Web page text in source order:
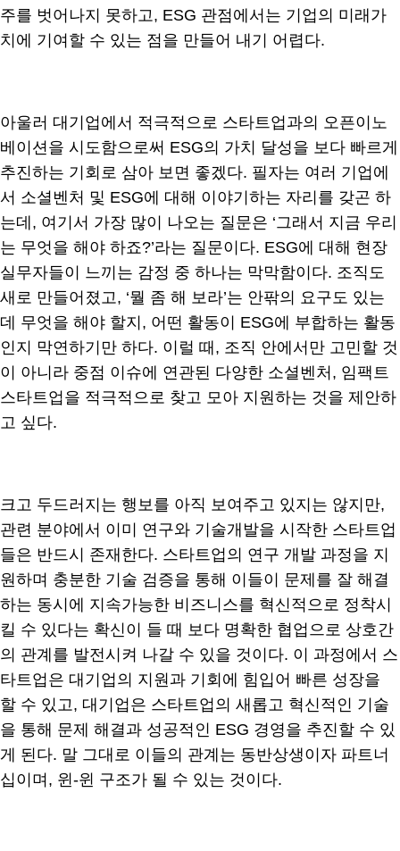
주를 벗어나지 못하고, ESG 관점에서는 기업의 미래가
치에 기여할 수 있는 점을 만들어 내기 어렵다.
아울러 대기업에서 적극적으로 스타트업과의 오픈이노
베이션을 시도함으로써 ESG의 가치 달성을 보다 빠르게
추진하는 기회로 삼아 보면 좋겠다. 필자는 여러 기업에
서 소셜벤처 및 ESG에 대해 이야기하는 자리를 갖곤 하
는데, 여기서 가장 많이 나오는 질문은 ‘그래서 지금 우리
는 무엇을 해야 하죠?’라는 질문이다. ESG에 대해 현장
실무자들이 느끼는 감정 중 하나는 막막함이다. 조직도
새로 만들어졌고, ‘뭘 좀 해 보라’는 안팎의 요구도 있는
데 무엇을 해야 할지, 어떤 활동이 ESG에 부합하는 활동
인지 막연하기만 하다. 이럴 때, 조직 안에서만 고민할 것
이 아니라 중점 이슈에 연관된 다양한 소셜벤처, 임팩트
스타트업을 적극적으로 찾고 모아 지원하는 것을 제안하
고 싶다.
크고 두드러지는 행보를 아직 보여주고 있지는 않지만,
관련 분야에서 이미 연구와 기술개발을 시작한 스타트업
들은 반드시 존재한다. 스타트업의 연구 개발 과정을 지
원하며 충분한 기술 검증을 통해 이들이 문제를 잘 해결
하는 동시에 지속가능한 비즈니스를 혁신적으로 정착시
킬 수 있다는 확신이 들 때 보다 명확한 협업으로 상호간
의 관계를 발전시켜 나갈 수 있을 것이다. 이 과정에서 스
타트업은 대기업의 지원과 기회에 힘입어 빠른 성장을
할 수 있고, 대기업은 스타트업의 새롭고 혁신적인 기술
을 통해 문제 해결과 성공적인 ESG 경영을 추진할 수 있
게 된다. 말 그대로 이들의 관계는 동반상생이자 파트너
십이며, 윈-윈 구조가 될 수 있는 것이다.